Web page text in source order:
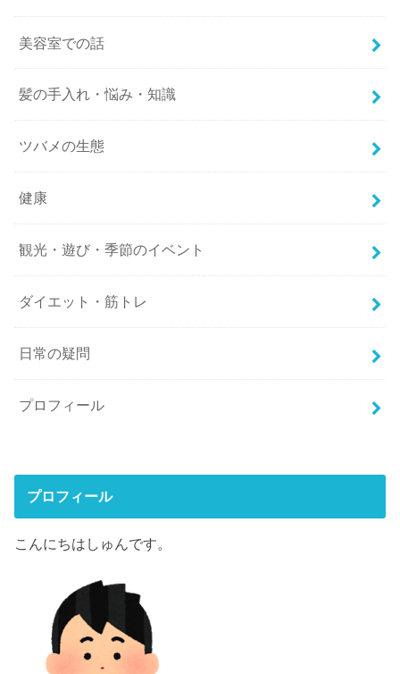
美容室での話
髪の手入れ・悩み・知識
ツバメの生態
健康
観光・遊び・季節のイベント
ダイエット・筋トレ
日常の疑問
プロフィール
プロフィール
こんにちはしゅんです。